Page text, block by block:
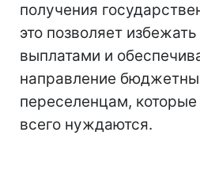
получения
это позволяет
выплатами и
направление
переселенцам,
всего нуждаются.